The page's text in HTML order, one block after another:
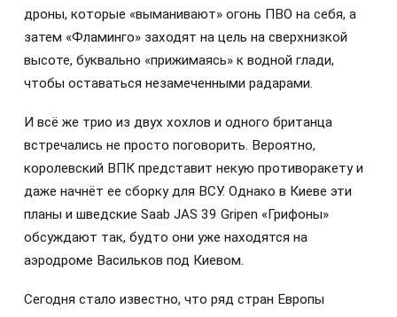
дроны, которые «выманивают» огонь ПВО на себя, а
затем «Фламинго» заходят на цель на сверхнизкой
высоте, буквально «прижимаясь» к водной глади,
чтобы оставаться незамеченными радарами.
И всё же трио из двух хохлов и одного британца
встречались не просто поговорить. Вероятно,
королевский ВПК представит некую противоракету и
даже начнёт ее сборку для ВСУ. Однако в Киеве эти
планы и шведские Saab JAS 39 Gripen «Грифоны»
обсуждают так, будто они уже находятся на
аэродроме Васильков под Киевом.
Сегодня стало известно, что ряд стран Европы